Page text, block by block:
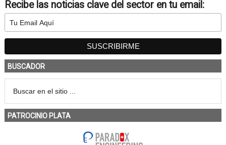
Recibe las noticias clave del sector en tu email:
BUSCADOR
PATROCINIO PLATA